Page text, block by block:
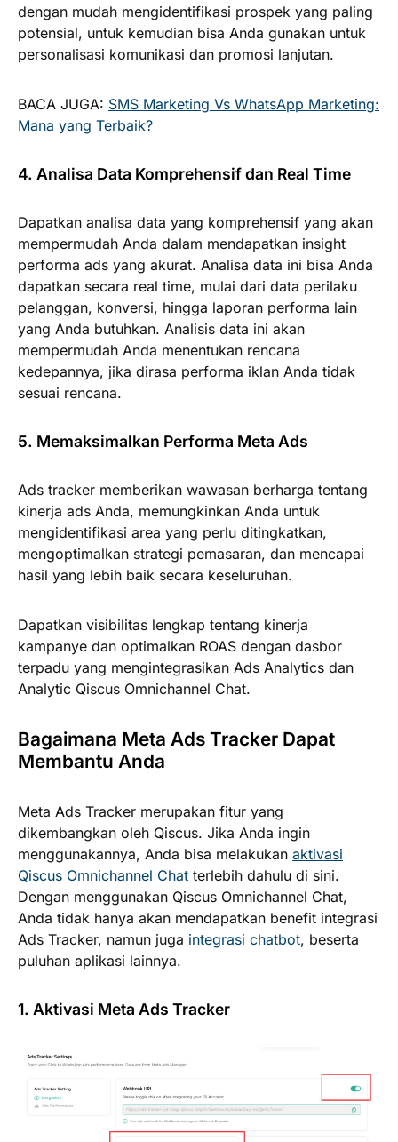
dengan mudah mengidentifikasi prospek yang paling
potensial, untuk kemudian bisa Anda gunakan untuk
personalisasi komunikasi dan promosi lanjutan.
BACA JUGA: SMS Marketing Vs WhatsApp Marketing:
Mana yang Terbaik?
4. Analisa Data Komprehensif dan Real Time
Dapatkan analisa data yang komprehensif yang akan
mempermudah Anda dalam mendapatkan insight
performa ads yang akurat. Analisa data ini bisa Anda
dapatkan secara real time, mulai dari data perilaku
pelanggan, konversi, hingga laporan performa lain
yang Anda butuhkan. Analisis data ini akan
mempermudah Anda menentukan rencana
kedepannya, jika dirasa performa iklan Anda tidak
sesuai rencana.
5. Memaksimalkan Performa Meta Ads
Ads tracker memberikan wawasan berharga tentang
kinerja ads Anda, memungkinkan Anda untuk
mengidentifikasi area yang perlu ditingkatkan,
mengoptimalkan strategi pemasaran, dan mencapai
hasil yang lebih baik secara keseluruhan.
Dapatkan visibilitas lengkap tentang kinerja
kampanye dan optimalkan ROAS dengan dasbor
terpadu yang mengintegrasikan Ads Analytics dan
Analytic Qiscus Omnichannel Chat.
Bagaimana Meta Ads Tracker Dapat
Membantu Anda
Meta Ads Tracker merupakan fitur yang
dikembangkan oleh Qiscus. Jika Anda ingin
menggunakannya, Anda bisa melakukan aktivasi
Qiscus Omnichannel Chat terlebih dahulu di sini.
Dengan menggunakan Qiscus Omnichannel Chat,
Anda tidak hanya akan mendapatkan benefit integrasi
Ads Tracker, namun juga integrasi chatbot, beserta
puluhan aplikasi lainnya.
1. Aktivasi Meta Ads Tracker